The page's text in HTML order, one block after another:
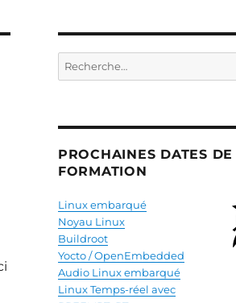
Recherche
PROCHAINES DATES DE
FORMATION
Linux embarqué
Noyau Linux
Buildroot
Yocto / OpenEmbedded
Audio Linux embarqué
Linux Temps-réel avec